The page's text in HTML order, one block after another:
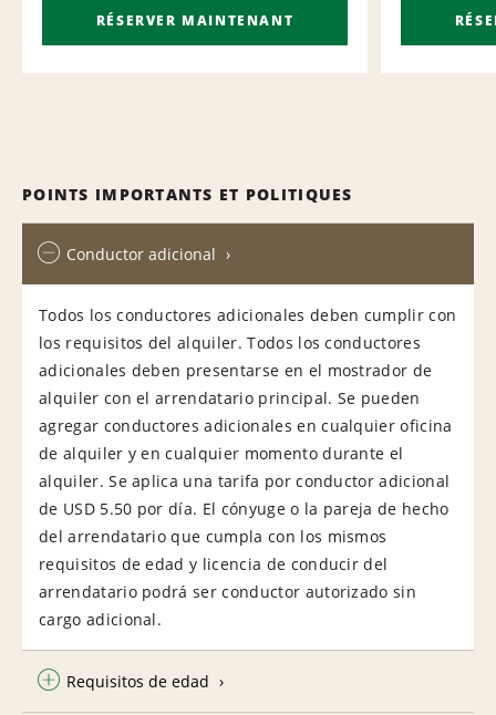
RÉSERVER MAINTENANT
POINTS IMPORTANTS ET POLITIQUES
Conductor adicional
Todos los conductores adicionales deben cumplir con
los requisitos del alquiler. Todos los conductores
adicionales deben presentarse en el mostrador de
alquiler con el arrendatario principal. Se pueden
agregar conductores adicionales en cualquier oficina
de alquiler y en cualquier momento durante el
alquiler. Se aplica una tarifa por conductor adicional
de USD 5.50 por día. El cónyuge o la pareja de hecho
del arrendatario que cumpla con los mismos
requisitos de edad y licencia de conducir del
arrendatario podrá ser conductor autorizado sin
cargo adicional.
Requisitos de edad